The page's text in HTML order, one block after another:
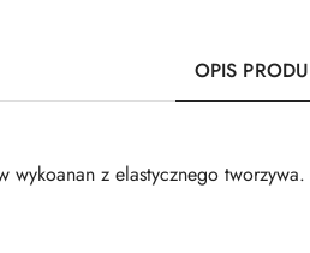
OPIS
wykoanan z elastycznego